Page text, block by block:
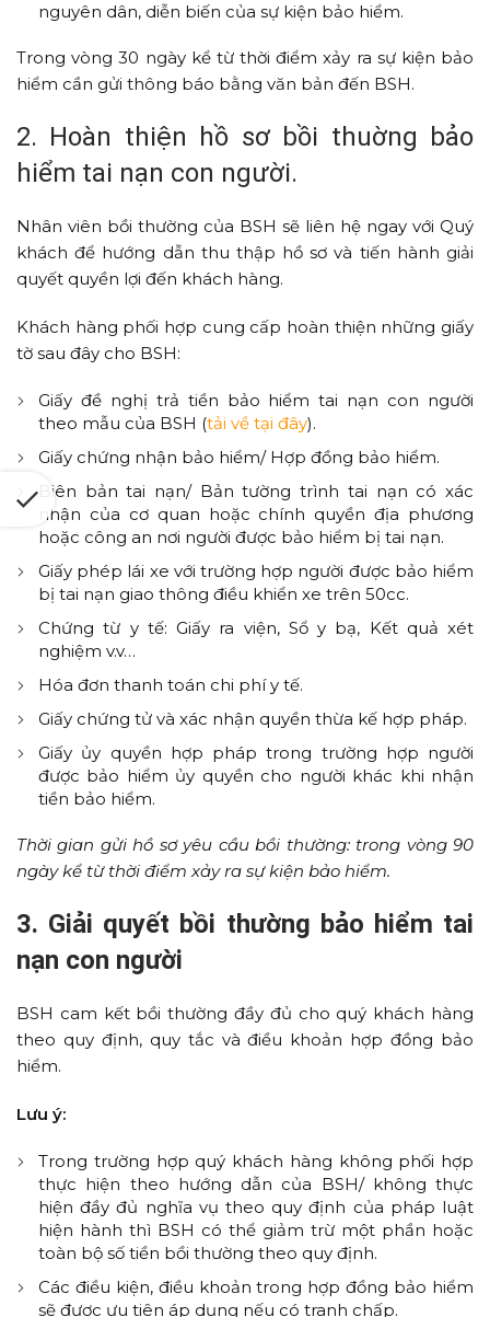
nguyên dân, diễn biến của sự kiện bảo hiểm.
Trong vòng 30 ngày kể từ thời điểm xảy ra sự kiện bảo
hiểm cần gửi thông báo bằng văn bản đến BSH.
2. Hoàn thiện hồ sơ bồi thuờng bảo
hiểm tai nạn con người.
Nhân viên bồi thường của BSH sẽ liên hệ ngay với Quý
khách để hướng dẫn thu thập hồ sơ và tiến hành giải
quyết quyền lợi đến khách hàng.
Khách hàng phối hợp cung cấp hoàn thiện những giấy
tờ sau đây cho BSH:
Giấy đề nghị trả tiền bảo hiểm tai nạn con người
theo mẫu của BSH (tải về tại đây).
Giấy chứng nhận bảo hiểm/ Hợp đồng bảo hiểm.
Biên bản tai nạn/ Bản tường trình tai nạn có xác
nhận của cơ quan hoặc chính quyền địa phương
hoặc công an nơi người được bảo hiểm bị tai nạn.
Giấy phép lái xe với trường hợp người được bảo hiểm
bị tai nạn giao thông điều khiển xe trên 50cc.
Chứng từ y tế: Giấy ra viện, Sổ y bạ, Kết quả xét
nghiệm v.v…
Hóa đơn thanh toán chi phí y tế.
Giấy chứng tử và xác nhận quyền thừa kế hợp pháp.
Giấy ủy quyền hợp pháp trong trường hợp người
được bảo hiểm ủy quyền cho người khác khi nhận
tiền bảo hiểm.
Thời gian gửi hồ sơ yêu cầu bồi thường: trong vòng 90
ngày kể từ thời điểm xảy ra sự kiện bảo hiểm.
3. Giải quyết bồi thường bảo hiểm tai
nạn con người
BSH cam kết bồi thường đầy đủ cho quý khách hàng
theo quy định, quy tắc và điều khoản hợp đồng bảo
hiểm.
Lưu ý:
Trong trường hợp quý khách hàng không phối hợp
thực hiện theo hướng dẫn của BSH/ không thực
hiện đầy đủ nghĩa vụ theo quy định của pháp luật
hiện hành thì BSH có thể giảm trừ một phần hoặc
toàn bộ số tiền bồi thường theo quy định.
Các điều kiện, điều khoản trong hợp đồng bảo hiểm
sẽ được ưu tiên áp dụng nếu có tranh chấp.